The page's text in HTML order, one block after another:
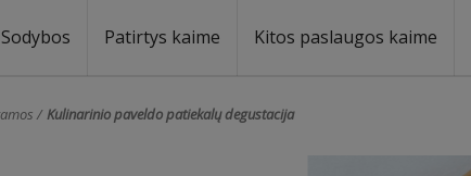
Sodybos Patirtys kaime Kitos paslaugos kaime
Kulinarinio paveldo patiekalų degustacija